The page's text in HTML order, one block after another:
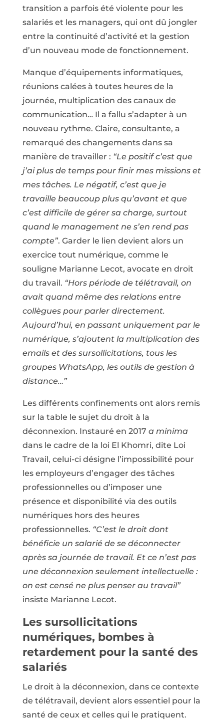
transition a parfois été violente pour les
salariés et les managers, qui ont dû jongler
entre la continuité d’activité et la gestion
d’un nouveau mode de fonctionnement.
Manque d’équipements informatiques,
réunions calées à toutes heures de la
journée, multiplication des canaux de
communication… Il a fallu s’adapter à un
nouveau rythme. Claire, consultante, a
remarqué des changements dans sa
manière de travailler : “Le positif c’est que
j’ai plus de temps pour finir mes missions et
mes tâches. Le négatif, c’est que je
travaille beaucoup plus qu’avant et que
c’est difficile de gérer sa charge, surtout
quand le management ne s’en rend pas
compte”. Garder le lien devient alors un
exercice tout numérique, comme le
souligne Marianne Lecot, avocate en droit
du travail. “Hors période de télétravail, on
avait quand même des relations entre
collègues pour parler directement.
Aujourd’hui, en passant uniquement par le
numérique, s’ajoutent la multiplication des
emails et des sursollicitations, tous les
groupes WhatsApp, les outils de gestion à
distance…”
Les différents confinements ont alors remis
sur la table le sujet du droit à la
déconnexion. Instauré en 2017 a minima
dans le cadre de la loi El Khomri, dite Loi
Travail, celui-ci désigne l’impossibilité pour
les employeurs d’engager des tâches
professionnelles ou d’imposer une
présence et disponibilité via des outils
numériques hors des heures
professionnelles. “C’est le droit dont
bénéficie un salarié de se déconnecter
après sa journée de travail. Et ce n’est pas
une déconnexion seulement intellectuelle :
on est censé ne plus penser au travail”
insiste Marianne Lecot.
Les sursollicitations
numériques, bombes à
retardement pour la santé des
salariés
Le droit à la déconnexion, dans ce contexte
de télétravail, devient alors essentiel pour la
santé de ceux et celles qui le pratiquent.